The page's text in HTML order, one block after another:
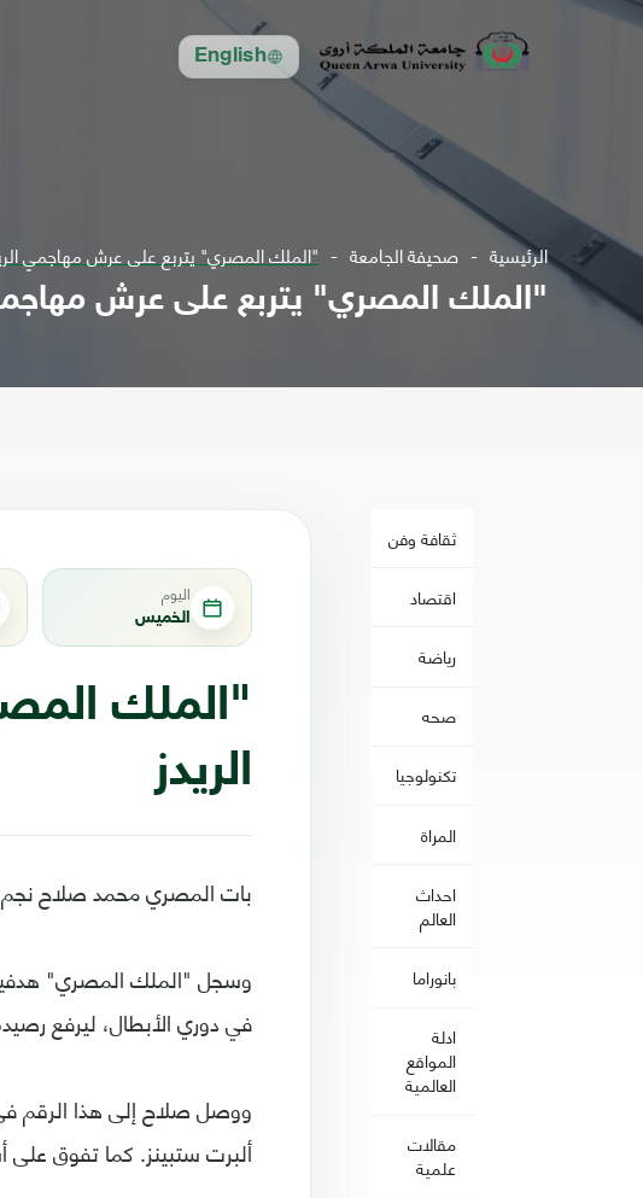
English
الرئيسية صحيفة الجامعة "الملك المصري" يتربع على عرش مهاجمي
"الملك المصري" يتربع على عرش
ثقافة وفن
اقتصاد
رياضة
صحه
تكنولوجيا
المراة
احداث
العالم
بانوراما
ادلة
المواقع
العالمية
مقالات
علمية
اليوم
الخميس
"الملك
الريدز
بات المصري محمد صلاح نجم
وسجل "الملك المصري" هدفين
في دوري الأبطال، ليرفع رصيده إلى خمسين
ألبرت ستبينز. كما تفوق على